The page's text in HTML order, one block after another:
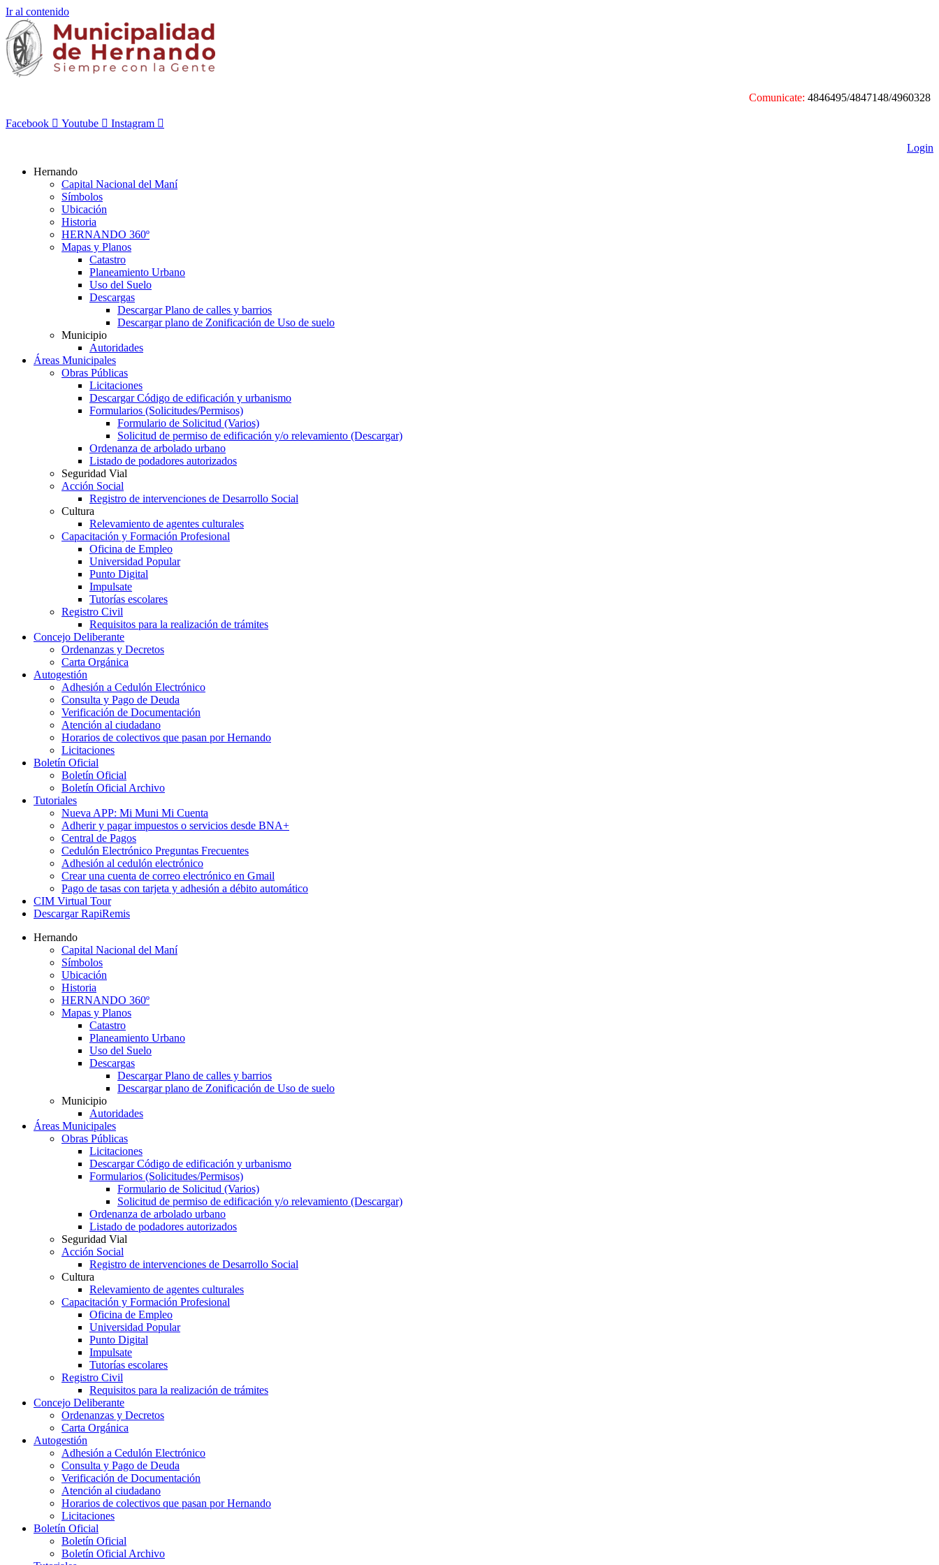
Ir al contenido
Comunicate: 4846495/4847148/4960328
Facebook Youtube Instagram
Login
Hernando
Capital Nacional del Maní
Símbolos
Ubicación
Historia
HERNANDO 360º
Mapas y Planos
Catastro
Planeamiento Urbano
Uso del Suelo
Descargas
Descargar Plano de calles y barrios
Descargar plano de Zonificación de Uso de suelo
Municipio
Autoridades
Áreas Municipales
Obras Públicas
Licitaciones
Descargar Código de edificación y urbanismo
Formularios (Solicitudes/Permisos)
Formulario de Solicitud (Varios)
Solicitud de permiso de edificación y/o relevamiento (Descargar)
Ordenanza de arbolado urbano
Listado de podadores autorizados
Seguridad Vial
Acción Social
Registro de intervenciones de Desarrollo Social
Cultura
Relevamiento de agentes culturales
Capacitación y Formación Profesional
Oficina de Empleo
Universidad Popular
Punto Digital
Impulsate
Tutorías escolares
Registro Civil
Requisitos para la realización de trámites
Concejo Deliberante
Ordenanzas y Decretos
Carta Orgánica
Autogestión
Adhesión a Cedulón Electrónico
Consulta y Pago de Deuda
Verificación de Documentación
Atención al ciudadano
Horarios de colectivos que pasan por Hernando
Licitaciones
Boletín Oficial
Boletín Oficial
Boletín Oficial Archivo
Tutoriales
Nueva APP: Mi Muni Mi Cuenta
Adherir y pagar impuestos o servicios desde BNA+
Central de Pagos
Cedulón Electrónico Preguntas Frecuentes
Adhesión al cedulón electrónico
Crear una cuenta de correo electrónico en Gmail
Pago de tasas con tarjeta y adhesión a débito automático
CIM Virtual Tour
Descargar RapiRemis
Hernando
Capital Nacional del Maní
Símbolos
Ubicación
Historia
HERNANDO 360º
Mapas y Planos
Catastro
Planeamiento Urbano
Uso del Suelo
Descargas
Descargar Plano de calles y barrios
Descargar plano de Zonificación de Uso de suelo
Municipio
Autoridades
Áreas Municipales
Obras Públicas
Licitaciones
Descargar Código de edificación y urbanismo
Formularios (Solicitudes/Permisos)
Formulario de Solicitud (Varios)
Solicitud de permiso de edificación y/o relevamiento (Descargar)
Ordenanza de arbolado urbano
Listado de podadores autorizados
Seguridad Vial
Acción Social
Registro de intervenciones de Desarrollo Social
Cultura
Relevamiento de agentes culturales
Capacitación y Formación Profesional
Oficina de Empleo
Universidad Popular
Punto Digital
Impulsate
Tutorías escolares
Registro Civil
Requisitos para la realización de trámites
Concejo Deliberante
Ordenanzas y Decretos
Carta Orgánica
Autogestión
Adhesión a Cedulón Electrónico
Consulta y Pago de Deuda
Verificación de Documentación
Atención al ciudadano
Horarios de colectivos que pasan por Hernando
Licitaciones
Boletín Oficial
Boletín Oficial
Boletín Oficial Archivo